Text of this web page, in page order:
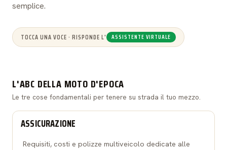
semplice.
TOCCA UNA VOCE · RISPONDE L' ASSISTENTE VIRTUALE
L'ABC DELLA MOTO D'EPOCA
Le tre cose fondamentali per tenere su strada il tuo mezzo.
ASSICURAZIONE
Requisiti, costi e polizze multiveicolo dedicate alle